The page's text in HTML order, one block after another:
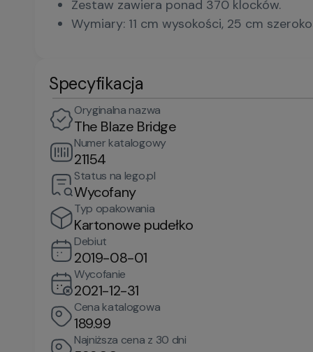
Zestaw zawiera ponad 370 klocków.
Wymiary: 11 cm wysokości, 25 cm
Specyfikacja
Oryginalna nazwa
The Blaze Bridge
Numer katalogowy
21154
Status na lego.pl
Wycofany
Typ opakowania
Kartonowe pudełko
Debiut
2019-08-01
Wycofanie
2021-12-31
Cena katalogowa
189.99
Najniższa cena z 30 dni